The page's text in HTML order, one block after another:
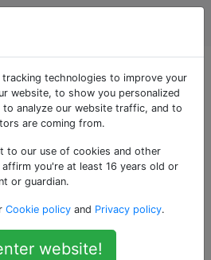
Linux
taggate
casuale è un banco di
e volatile utilizzato nei
i buffer e la cache
technologies to improve your
website, to show you personalized
analyze our website traffic, and to
are coming from.
to our use of cookies and other
you're at least 16 years old or
or guardian.
Cookie policy and Privacy policy.
website!